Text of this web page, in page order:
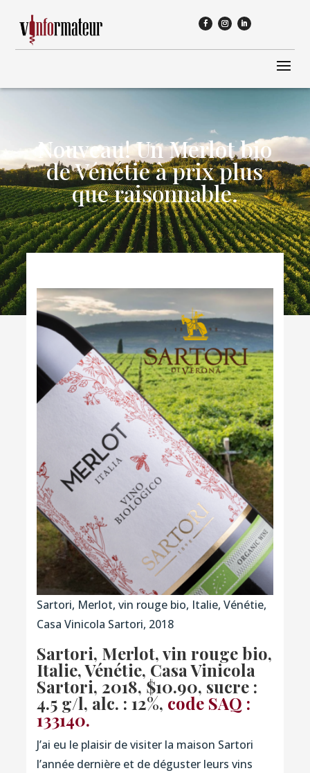
Nouveau! Un Merlot bio
de Vénétie à prix plus
que raisonnable.
Sartori, Merlot, vin rouge bio, Italie, Vénétie,
Casa Vinicola Sartori, 2018
Sartori, Merlot, vin rouge bio,
Italie, Vénétie, Casa Vinicola
Sartori, 2018, $10.90, sucre :
4.5 g/l, alc. : 12%, code SAQ :
133140.
J’ai eu le plaisir de visiter la maison Sartori
l’année dernière et de déguster leurs vins